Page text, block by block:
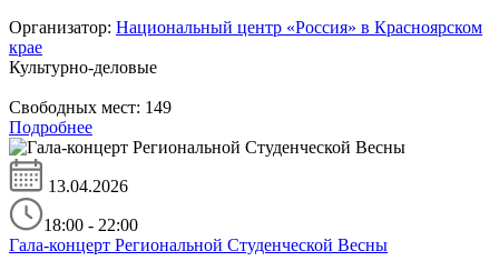
Организатор: Национальный центр «Россия» в Красноярском
крае
Культурно-деловые
Свободных мест: 149
Подробнее
13.04.2026
18:00 - 22:00
Гала-концерт Региональной Студенческой Весны